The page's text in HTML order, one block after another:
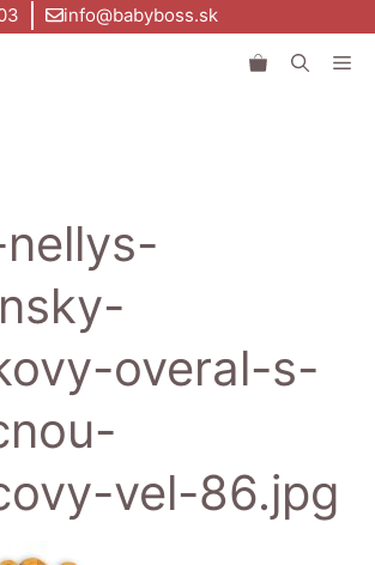
info@babyboss.sk
overal-s-
vel-86.jpg